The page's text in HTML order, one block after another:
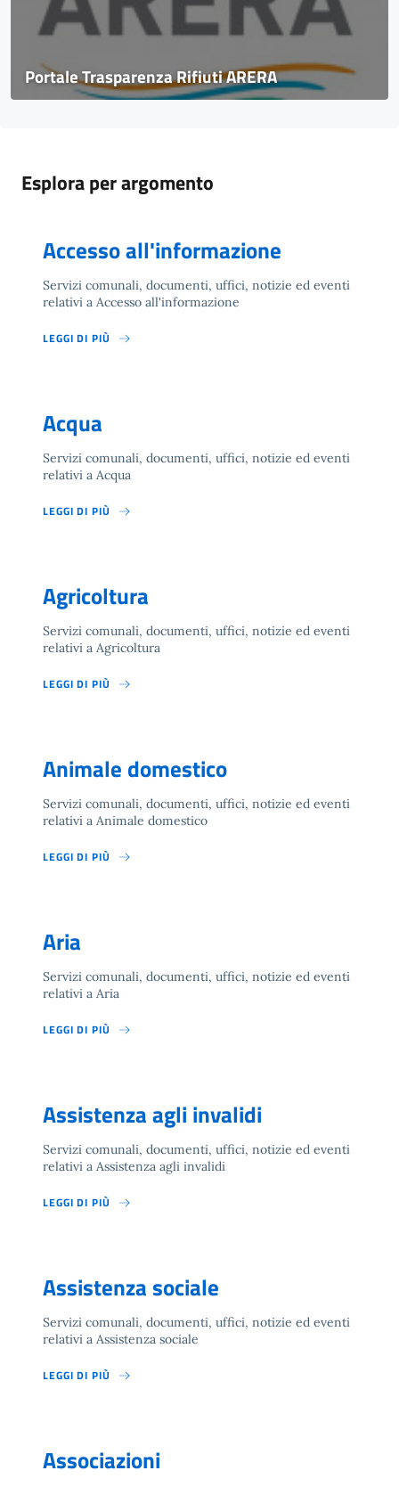
Portale Trasparenza Rifiuti ARERA
Esplora per argomento
Accesso all'informazione
Servizi comunali, documenti, uffici, notizie ed eventi
relativi a Accesso all'informazione
LEGGI DI PIÙ
Acqua
Servizi comunali, documenti, uffici, notizie ed eventi
relativi a Acqua
LEGGI DI PIÙ
Agricoltura
Servizi comunali, documenti, uffici, notizie ed eventi
relativi a Agricoltura
LEGGI DI PIÙ
Animale domestico
Servizi comunali, documenti, uffici, notizie ed eventi
relativi a Animale domestico
LEGGI DI PIÙ
Aria
Servizi comunali, documenti, uffici, notizie ed eventi
relativi a Aria
LEGGI DI PIÙ
Assistenza agli invalidi
Servizi comunali, documenti, uffici, notizie ed eventi
relativi a Assistenza agli invalidi
LEGGI DI PIÙ
Assistenza sociale
Servizi comunali, documenti, uffici, notizie ed eventi
relativi a Assistenza sociale
LEGGI DI PIÙ
Associazioni